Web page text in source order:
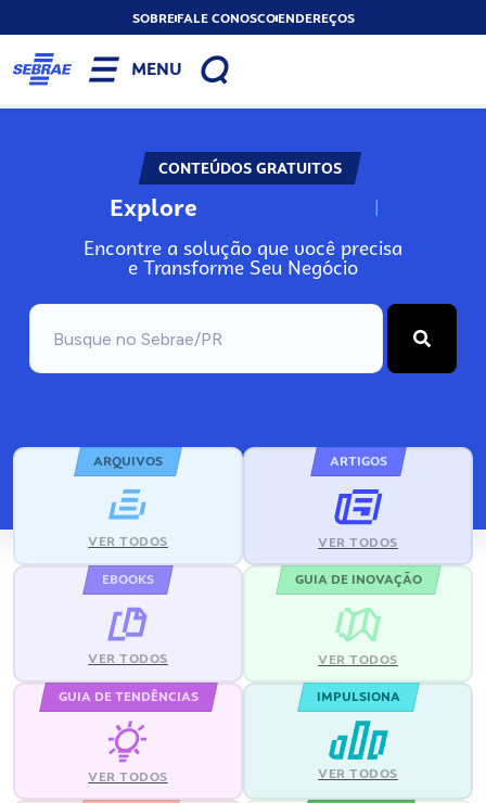
SOBREFALE CONOSCOENDEREÇOS
MENU
CONTEÚDOS GRATUITOS
Explore N
Encontre a solução que você precisa
e Transforme Seu Negócio
ARQUIVOS
VER TODOS
ARTIGOS
VER TODOS
EBOOKS
VER TODOS
GUIA DE INOVAÇÃO
VER TODOS
GUIA DE TENDÊNCIAS
VER TODOS
IMPULSIONA
VER TODOS